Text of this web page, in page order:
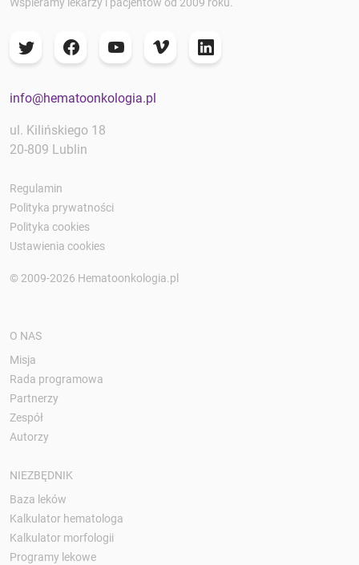
info@hematoonkologia.pl
ul. Kilińskiego 18
20-809 Lublin
Regulamin
Polityka prywatności
Polityka cookies
Ustawienia cookies
© 2009-2026 Hematoonkologia.pl
O NAS
Misja
Rada programowa
Partnerzy
Zespół
Autorzy
NIEZBĘDNIK
Baza leków
Kalkulator hematologa
Kalkulator morfologii
Programy lekowe